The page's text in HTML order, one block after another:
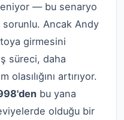
— bu senaryo
Ancak Andy
girmesini
süreci, daha
artırıyor.
bu yana
olduğu bir